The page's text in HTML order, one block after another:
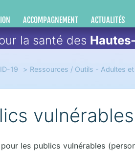
la santé des
ACCOMPAGNEMENT ACTUALITÉS
19 Ressources / Outils - Adultes
vulnérables
les publics vulnérables